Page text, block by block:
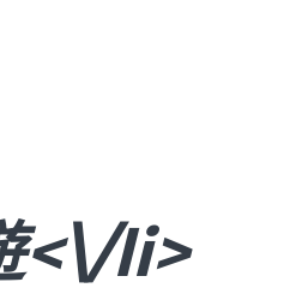
<\/li>